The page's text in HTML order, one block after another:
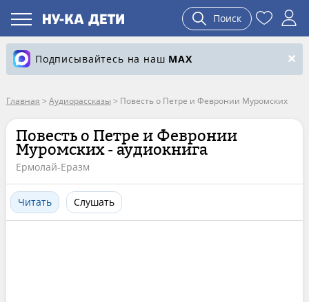
Поиск
Подписывайтесь на наш MAX
Главная > Аудиорассказы > Повесть о Петре и Февронии Муромских
Повесть о Петре и Февронии
Муромских - аудиокнига
Ермолай-Еразм
Читать Слушать